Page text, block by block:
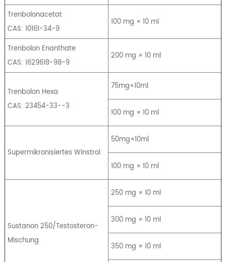
Trenbolonacetat
CAS: 10161-34-9
100 mg × 10 ml
Trenbolon Enanthate
CAS: 1629618-98-9
200 mg × 10 ml
Trenbolon Hexa
CAS: 23454-33--3
75mg×10ml
100 mg × 10 ml
Supermikronisiertes Winstrol
50mg×10ml
100 mg × 10 ml
Sustanon 250/Testosteron-
Mischung
250 mg × 10 ml
300 mg × 10 ml
350 mg × 10 ml